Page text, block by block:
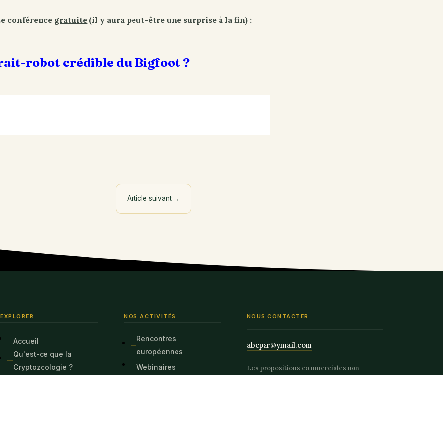
conférence gratuite (il y aura peut-être une surprise à la fin) :
robot crédible du Bigfoot ?
Article suivant→
EXPLORER
Accueil
Qu'est-ce que la
Cryptozoologie ?
NOS ACTIVITÉS
Rencontres
européennes
Webinaires
NOUS CONTACTER
abepar@ymail.com
Les propositions commerciales non